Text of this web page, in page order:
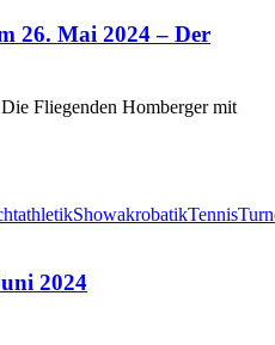
26. Mai 2024 – Der
Homberger mit
ShowakrobatikTennis
2024